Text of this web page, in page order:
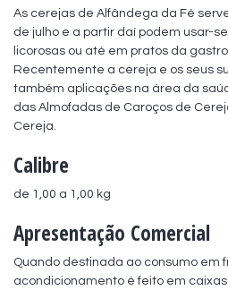
As cerejas de Alfândega da Fé
de julho e a partir daí podem usar-
licorosas ou até em pratos da
Recentemente a cereja e os seus
também aplicações na área da
das Almofadas de Caroços de
Cereja.
Calibre
de 1,00 a 1,00 kg
Apresentação Comercial
Quando destinada ao consumo em
acondicionamento é feito em